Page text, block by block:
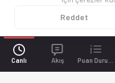
Canlı Akış
© 2025 OfsaytReddet